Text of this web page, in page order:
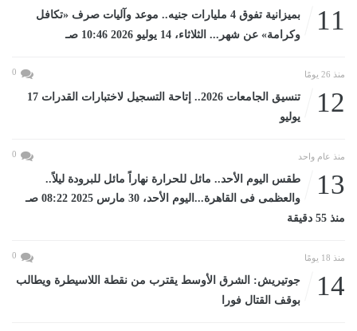
11
بميزانية تفوق 4 مليارات جنيه.. موعد وآليات صرف «تكافل
وكرامة» عن شهر... الثلاثاء، 14 يوليو 2026 10:46 صـ
منذ 26 يومًا 0
12
تنسيق الجامعات 2026.. إتاحة التسجيل لاختبارات القدرات 17
يوليو
منذ عام واحد 0
13
طقس اليوم الأحد.. مائل للحرارة نهاراً مائل للبرودة ليلاً..
والعظمى فى القاهرة...اليوم الأحد، 30 مارس 2025 08:22 صـ
منذ 55 دقيقة
منذ 18 يومًا 0
14
جوتيريش: الشرق الأوسط يقترب من نقطة اللاسيطرة ويطالب
بوقف القتال فورا